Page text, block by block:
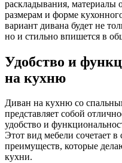
раскладывания, материалы
размерам и форме
вариант дивана будет не
но и стильно впишется в
Удобство и
на кухню
Диван на кухню со
представляет собой
удобство и
Этот вид мебели сочетает
преимуществ, которые
кухни.